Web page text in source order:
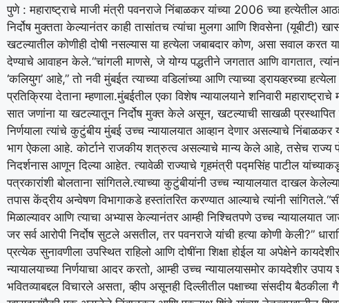
पुणे : महाराष्ट्राचे माजी मंत्री पवनराजे निंबाळकर यांच्या 2006 च्या हत्येतील
निर्दोष मुक्तता केल्यानंतर काही तासांतच त्यांचा मुलगा आणि शिवसेना (यूबीटी)
खटल्यातील कोणीही दोषी नसल्यास या हत्येला जबाबदार कोण, असा सवाल करत
देण्याचे आवाहन केले.“चांगली माणसे, जे योग्य पद्धतीने जगतात आणि वागतात,
‘कलियुग’ आहे,” तो नवी मुंबईत त्याच्या वडिलांच्या आणि त्याच्या ड्रायव्हरच्या
प्रतिक्रिया देताना म्हणाला.मुंबईतील एका विशेष न्यायालयाने शनिवारी
सात जणांना या खटल्यातून निर्दोष मुक्त केले असून, खटल्याची साखळी प्रस्थापित
निर्णयाला त्यांचे कुटुंबीय मुंबई उच्च न्यायालयात आव्हान देणार असल्याचे निंबाळकर
भाग ऐकला आहे. कोर्टाने राजकीय शत्रुत्व असल्याचे मान्य केले आहे, तसेच राज्य
निदर्शनास आणून दिल्या आहेत. त्यावेळी राज्याचे गृहमंत्री पद्मसिंह पाटील
पत्रकारांशी बोलताना सांगितले.त्याच्या कुटुंबीयांनी उच्च न्यायालयात दाखल
तपास केंद्रीय अन्वेषण विभागाकडे हस्तांतरित करण्यात आल्याचे त्यांनी सांगितले.
मिळाल्यावर आणि त्याचा अभ्यास केल्यानंतर आम्ही निश्चितपणे उच्च न्यायालयात
जर सर्व आरोपी निर्दोष सुटले असतील, तर पवनराजे यांची हत्या कोणी केली?”
प्रत्येक सुनावणीला उपस्थित राहिलो आणि दोषींना शिक्षा होईल या अपेक्षेने
न्यायालयाच्या निर्णयाचा आदर करतो, आम्ही उच्च न्यायालयासमोर कायदेशीर
भवितव्याबद्दल विचारले असता, व्हीप असूनही दिल्लीतील पक्षाच्या संसदीय